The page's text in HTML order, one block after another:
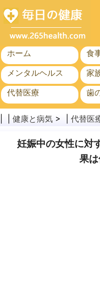
ホーム
食
メンタルヘルス
家
代替医療
歯
がん
公
健康と病気 > | 代替医
妊娠中の女性に対
果